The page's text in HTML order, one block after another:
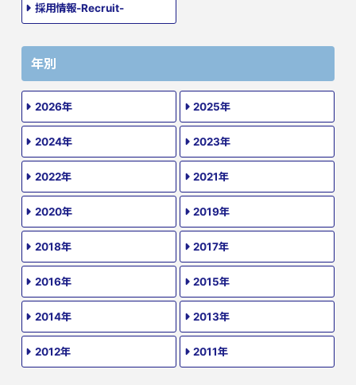
採用情報-Recruit-
年別
2026年 2025年
2024年 2023年
2022年 2021年
2020年 2019年
2018年 2017年
2016年 2015年
2014年 2013年
2012年 2011年